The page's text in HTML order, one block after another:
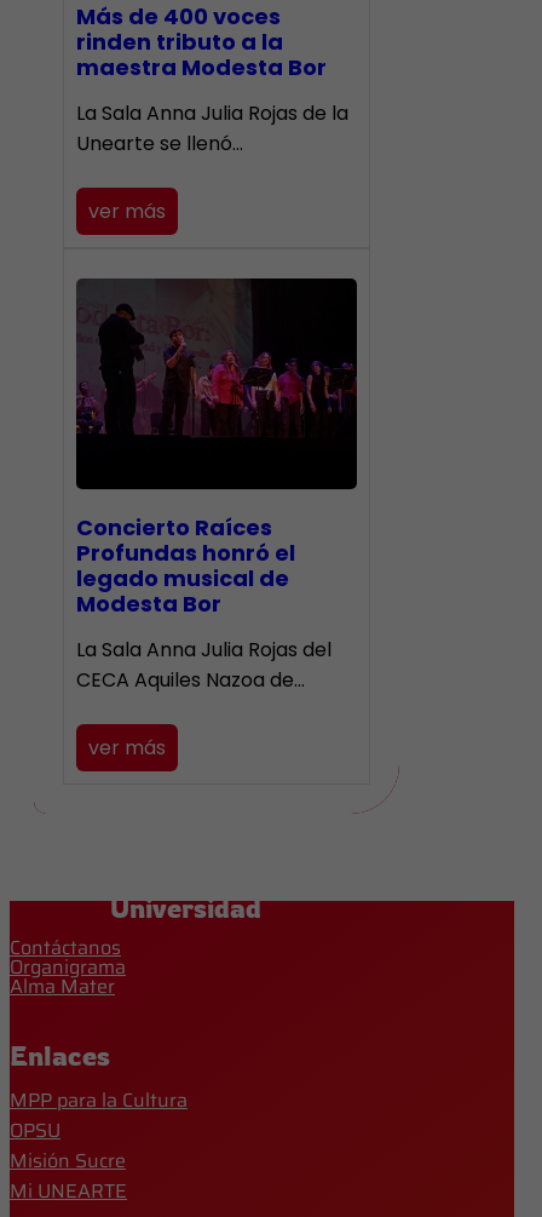
Más de 400 voces
rinden tributo a la
maestra Modesta Bor
​La Sala Anna Julia Rojas de la
Unearte se llenó…
ver más
​Concierto Raíces
Profundas honró el
legado musical de
Modesta Bor
La Sala Anna Julia Rojas del
CECA Aquiles Nazoa de…
ver más
Universidad
Contáctanos
Organigrama
Alma Mater
Enlaces
MPP para la Cultura
OPSU
Misión Sucre
Mi UNEARTE